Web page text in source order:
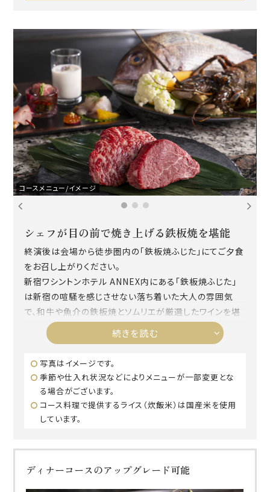
コースメニュー/イメージ
シェフが目の前で焼き上げる鉄板焼を堪能
終演後は会場から徒歩圏内の「鉄板焼ふじた」にてご夕食
をお召し上がりください。
新宿ワシントンホテル ANNEX内にある「鉄板焼ふじた」
は新宿の喧騒を感じさせない落ち着いた大人の雰囲気
で、和牛や魚介の鉄板焼とソムリエが厳選したワインを堪
能いただけます。
今回はシェフが目の前で焼き上げるカウンター席にご案
オペラの余韻をお楽しみください。
続きを読む
写真はイメージです。
季節や仕入れ状況などによりメニューが一部変更とな
る場合がございます。
コース料理で提供するライス（炊飯米）は国産米を使用
しています。
ディナーコースのアップグレード可能